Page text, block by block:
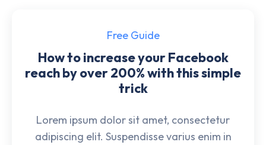
Free Guide
How to increase your Facebook
reach by over 200% with this simple
trick
Lorem ipsum dolor sit amet, consectetur
adipiscing elit. Suspendisse varius enim in